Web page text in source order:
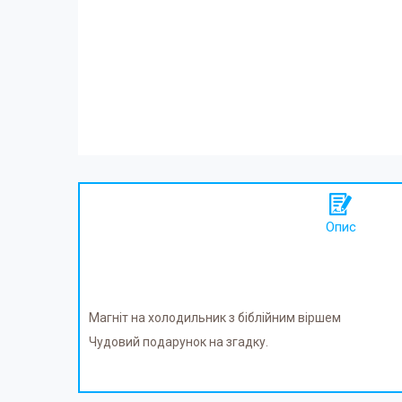
Опис
Магніт на холодильник з біблійним віршем
Чудовий подарунок на згадку.